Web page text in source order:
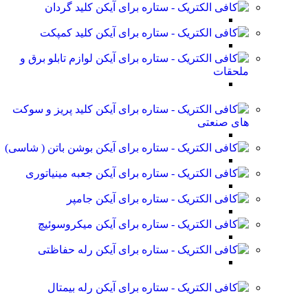
کلید گردان
کلید کمپکت
لوازم تابلو برق و
ملحقات
کلید پریز و سوکت
های صنعتی
بوشن باتن ( شاسی)
جعبه مینیاتوری
جامپر
میکروسوئیچ
رله حفاظتی
رله بیمتال